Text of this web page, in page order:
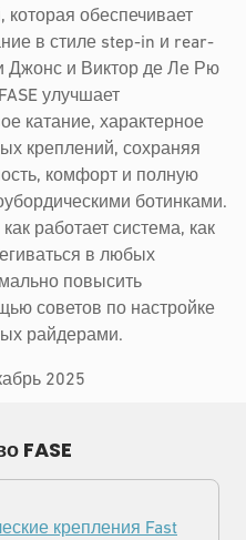
которая обеспечивает
в стиле step-in и rear-
Джонс и Виктор де Ле Рю
улучшает
катание, характерное
креплений, сохраняя
комфорт и полную
ботинками.
работает система, как
в любых
повысить
советов по настройке
райдерами.
2025
FASE
крепления Fast